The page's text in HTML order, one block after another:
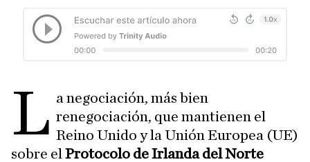
L a negociación, más bien
renegociación, que mantienen el
Reino Unido y la Unión Europea (UE)
sobre el Protocolo de Irlanda del Norte